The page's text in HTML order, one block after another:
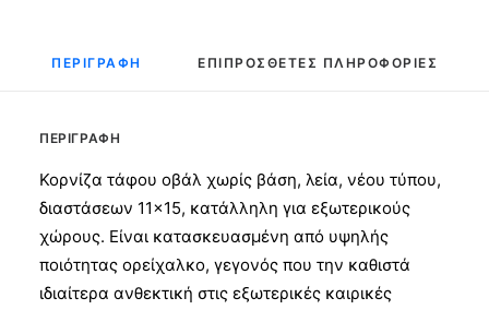
ΠΕΡΙΓΡΑΦΉ ΕΠΙΠΡΌΣΘΕΤΕΣ ΠΛΗΡΟΦΟΡΊΕΣ
ΠΕΡΙΓΡΑΦΉ
Κορνίζα τάφου οβάλ χωρίς βάση, λεία, νέου τύπου,
διαστάσεων 11×15, κατάλληλη για εξωτερικούς
χώρους. Είναι κατασκευασμένη από υψηλής
ποιότητας ορείχαλκο, γεγονός που την καθιστά
ιδιαίτερα ανθεκτική στις εξωτερικές καιρικές